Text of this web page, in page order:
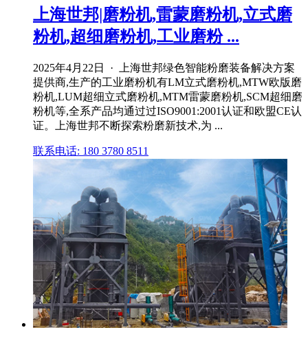
上海世邦|磨粉机,雷蒙磨粉机,立式磨
粉机,超细磨粉机,工业磨粉 ...
2025年4月22日 · 上海世邦绿色智能粉磨装备解决方案
提供商,生产的工业磨粉机有LM立式磨粉机,MTW欧版磨
粉机,LUM超细立式磨粉机,MTM雷蒙磨粉机,SCM超细磨
粉机等,全系产品均通过过ISO9001:2001认证和欧盟CE认
证。上海世邦不断探索粉磨新技术,为 ...
联系电话: 180 3780 8511